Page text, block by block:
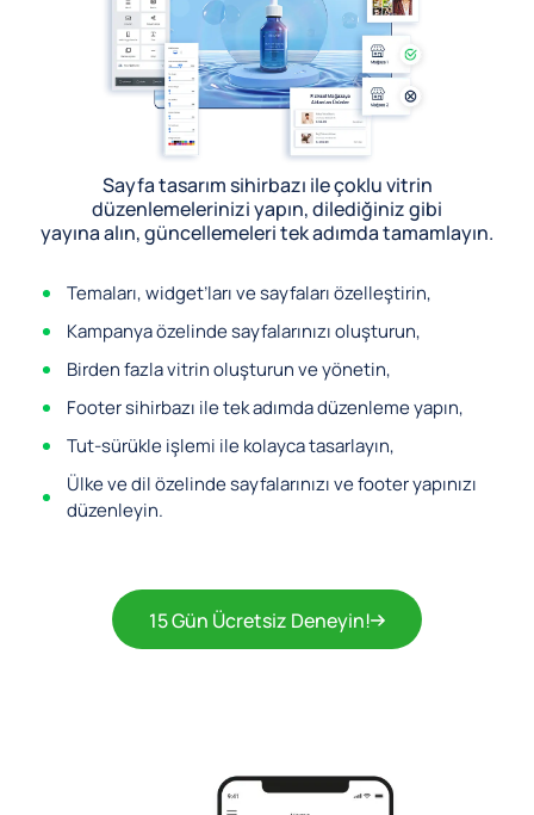
Sayfa tasarım sihirbazı ile çoklu vitrin
düzenlemelerinizi yapın, dilediğiniz gibi
yayına alın, güncellemeleri tek adımda tamamlayın.
Temaları, widget’ları ve sayfaları özelleştirin,
Kampanya özelinde sayfalarınızı oluşturun,
Birden fazla vitrin oluşturun ve yönetin,
Footer sihirbazı ile tek adımda düzenleme yapın,
Tut-sürükle işlemi ile kolayca tasarlayın,
Ülke ve dil özelinde sayfalarınızı ve footer yapınızı
düzenleyin.
15 Gün Ücretsiz Deneyin!